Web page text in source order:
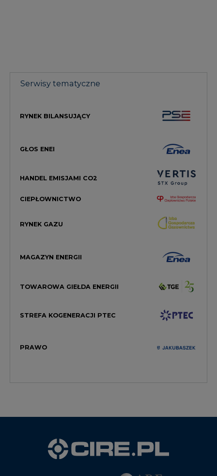
Serwisy tematyczne
RYNEK BILANSUJĄCY
GŁOS ENEI
HANDEL EMISJAMI CO2
CIEPŁOWNICTWO
RYNEK GAZU
MAGAZYN ENERGII
TOWAROWA GIEŁDA ENERGII
STREFA KOGENERACJI PTEC
PRAWO